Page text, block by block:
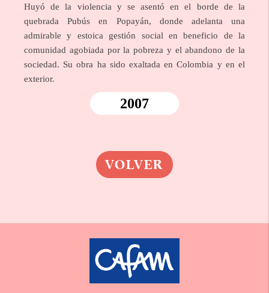
Huyó de la violencia y se asentó en el borde de la
quebrada Pubús en Popayán, donde adelanta una
admirable y estoica gestión social en beneficio de la
comunidad agobiada por la pobreza y el abandono de la
sociedad. Su obra ha sido exaltada en Colombia y en el
exterior.
2007
VOLVER